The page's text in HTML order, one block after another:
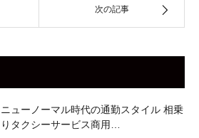
次の記事
ニューノーマル時代の通勤スタイル 相乗
りタクシーサービス商用…